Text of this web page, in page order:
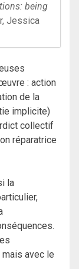
being
Jessica
: action
de la
implicite)
collectif
réparatrice
la
avec le